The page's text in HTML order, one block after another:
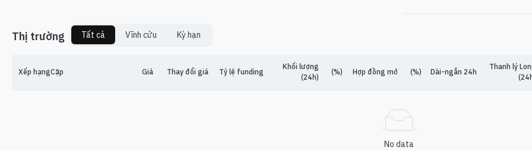
Thị trường Tất cả Vĩnh cửu Kỳ hạn
Xếp hạngCặp Giá Thay đổi giá Tỷ lệ funding
Khối lượng
(24h)
(%) Hợp đồng mở (%) Dài-ngắn 24h
Thanh lý
No data